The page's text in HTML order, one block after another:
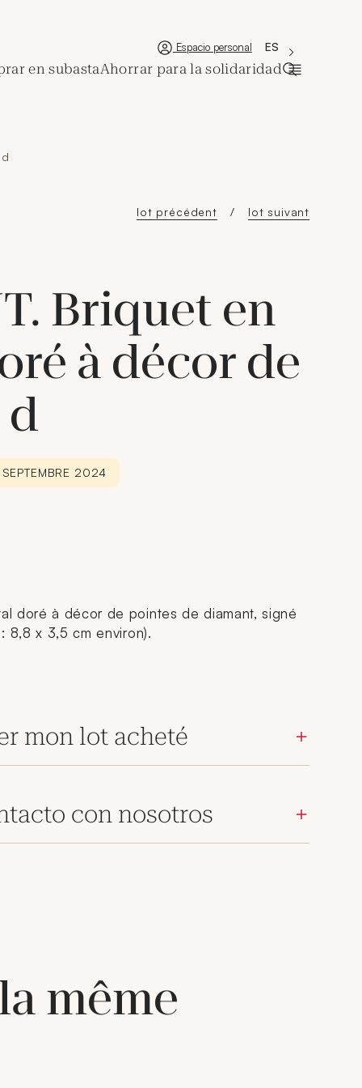
Nueva ventana
Espacio personal 'Choisir une
La langue
ES
en subastaAhorrar para la solidaridad
lot précédent lot suivant
Briquet en
à décor de
2024
doré à décor de pointes de diamant, signé
8,8 x 3,5 cm environ).
mon lot acheté
con nosotros
même